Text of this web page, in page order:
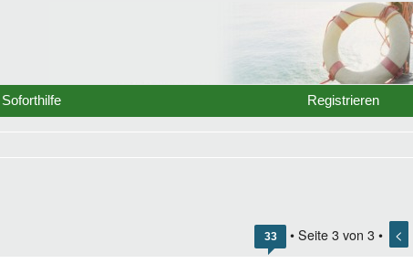
Soforthilfe Registrieren
33 • Seite 3 von 3 • <